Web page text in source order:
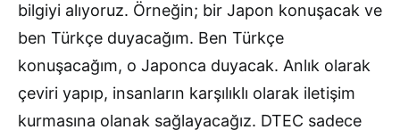
bilgiyi alıyoruz. Örneğin; bir Japon konuşacak ve
ben Türkçe duyacağım. Ben Türkçe
konuşacağım, o Japonca duyacak. Anlık olarak
çeviri yapıp, insanların karşılıklı olarak iletişim
kurmasına olanak sağlayacağız. DTEC sadece